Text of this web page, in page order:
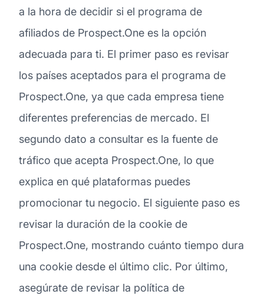
a la hora de decidir si el programa de
afiliados de Prospect.One es la opción
adecuada para ti. El primer paso es revisar
los países aceptados para el programa de
Prospect.One, ya que cada empresa tiene
diferentes preferencias de mercado. El
segundo dato a consultar es la fuente de
tráfico que acepta Prospect.One, lo que
explica en qué plataformas puedes
promocionar tu negocio. El siguiente paso es
revisar la duración de la cookie de
Prospect.One, mostrando cuánto tiempo dura
una cookie desde el último clic. Por último,
asegúrate de revisar la política de